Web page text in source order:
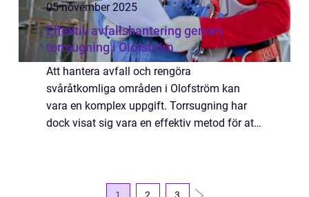
05 november 2025
Effektiv avfallshantering genom
torrsugning i Olofström
Att hantera avfall och rengöra
svåråtkomliga områden i Olofström kan
vara en komplex uppgift. Torrsugning har
dock visat sig vara en effektiv metod för att